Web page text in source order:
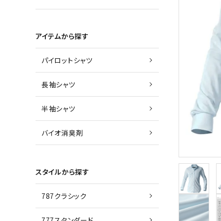
アイテムから探す
パイロットシャツ
長袖シャツ
半袖シャツ
バイオ消臭剤
スタイルから探す
787クラシック